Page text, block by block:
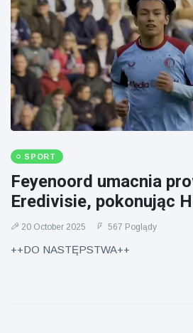
SPORT
Feyenoord umacnia
Eredivisie, pokonując
20 October 2025 567 Poglądy
++DO NASTĘPSTWA++